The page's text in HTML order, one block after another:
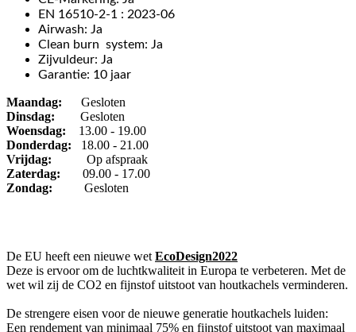
EN 16510-2-1 : 2023-06
Airwash: Ja
Clean burn system: Ja
Zijvuldeur: Ja
Garantie: 10 jaar
Maandag: Gesloten
Dinsdag: Gesloten
Woensdag: 13.00 - 19.00
Donderdag: 18.00 - 21.00
Vrijdag:
Op afspraak
Zaterdag: 09.00 - 17.00
Zondag: Gesloten
De EU heeft een nieuwe wet EcoDesign2022
Deze is ervoor om de luchtkwaliteit in Europa te verbeteren. Met de
wet wil zij de CO2 en fijnstof uitstoot van houtkachels verminderen.
De strengere eisen voor de nieuwe generatie houtkachels luiden:
Een rendement van minimaal 75% en fijnstof uitstoot van maximaal